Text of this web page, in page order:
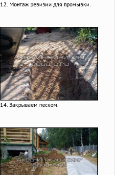
12. Монтаж ревизии для промывки.
14. Закрываем песком.